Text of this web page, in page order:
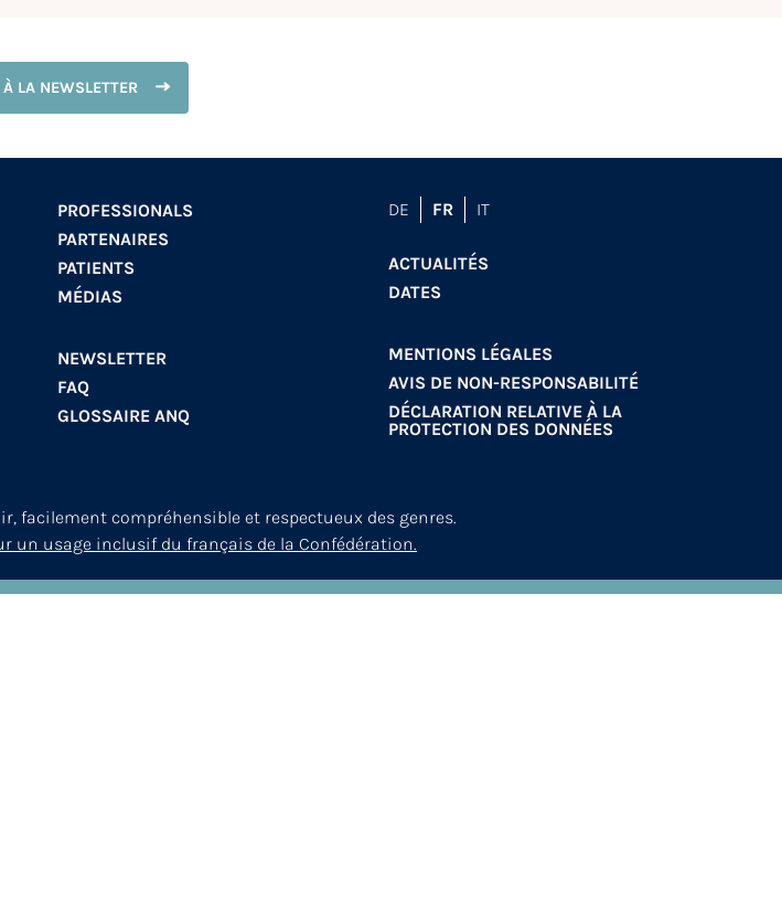
À LA NEWSLETTER
PROFESSIONALS
PARTENAIRES
PATIENTS
MÉDIAS
NEWSLETTER
FAQ
GLOSSAIRE ANQ
DE FR IT
ACTUALITÉS
DATES
MENTIONS LÉGALES
AVIS DE NON-RESPONSABILITÉ
DÉCLARATION RELATIVE À LA
PROTECTION DES DONNÉES
facilement compréhensible et respectueux des genres.
un usage inclusif du français de la Confédération.